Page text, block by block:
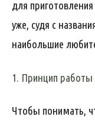
для
уже, судя с
наибольшие
1. Принцип работы
Чтобы понимать,